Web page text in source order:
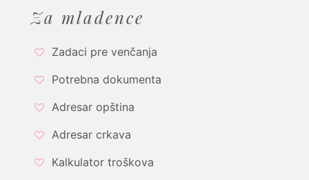
Za mladence
Zadaci pre venčanja
Potrebna dokumenta
Adresar opština
Adresar crkava
Kalkulator troškova